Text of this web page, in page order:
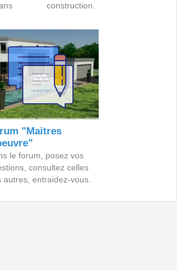
construction.
"Maitres
le forum, posez vos
consultez celles
autres, entraidez-vous.